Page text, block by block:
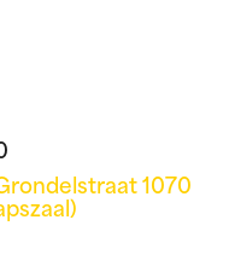
1070